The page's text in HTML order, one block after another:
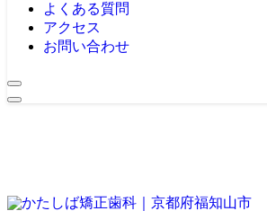
よくある質問
アクセス
お問い合わせ